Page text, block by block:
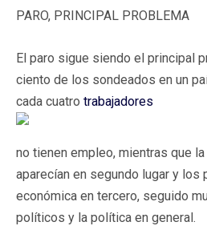
PARO, PRINCIPAL PROBLEMA
El paro sigue siendo el principal
ciento de los sondeados en un
cada cuatro trabajadores
no tienen empleo, mientras que
aparecían en segundo lugar y los
económica en tercero, seguido
políticos y la política en general.